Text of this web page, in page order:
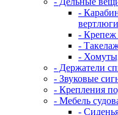
-
вертлюги
- Крепеж
-
-
- Держатели
- Звуковые
- Крепления
- Мебель
-